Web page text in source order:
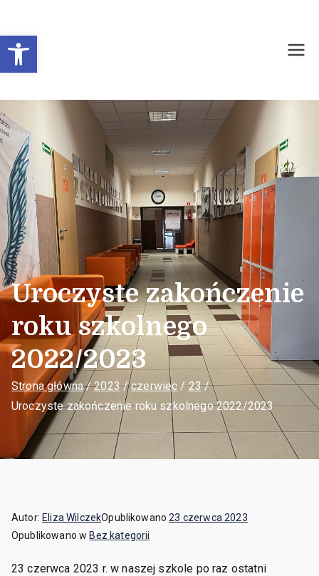
Otwórz pasek narzędzi
Młodzieży Nr 1 w
Sochaczewie
Uroczyste zakończenie
roku szkolnego
2022/2023
Strona główna 2023 czerwiec
23
Uroczyste zakończenie roku szkolnego 2022/2023
Autor: Eliza WilczekOpublikowano23 czerwca 2023
Opublikowano w Bez kategorii
23 czerwca 2023 r. w naszej szkole po raz ostatni